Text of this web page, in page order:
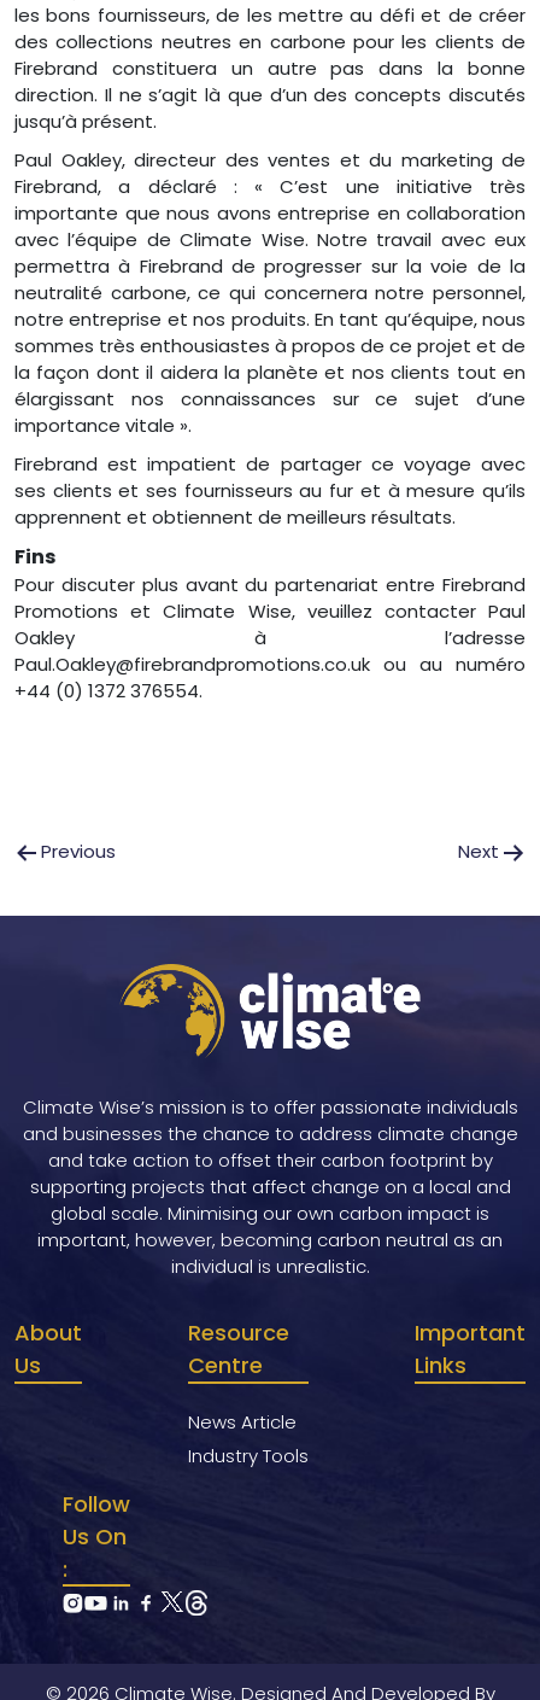
les bons fournisseurs, de les mettre au défi et de créer
des collections neutres en carbone pour les clients de
Firebrand constituera un autre pas dans la bonne
direction. Il ne s’agit là que d’un des concepts discutés
jusqu’à présent.
Paul Oakley, directeur des ventes et du marketing de
Firebrand, a déclaré : « C’est une initiative très
importante que nous avons entreprise en collaboration
avec l’équipe de Climate Wise. Notre travail avec eux
permettra à Firebrand de progresser sur la voie de la
neutralité carbone, ce qui concernera notre personnel,
notre entreprise et nos produits. En tant qu’équipe, nous
sommes très enthousiastes à propos de ce projet et de
la façon dont il aidera la planète et nos clients tout en
élargissant nos connaissances sur ce sujet d’une
importance vitale ».
Firebrand est impatient de partager ce voyage avec
ses clients et ses fournisseurs au fur et à mesure qu’ils
apprennent et obtiennent de meilleurs résultats.
Fins
Pour discuter plus avant du partenariat entre Firebrand
Promotions et Climate Wise, veuillez contacter Paul
Oakley à l’adresse
Paul.Oakley@firebrandpromotions.co.uk ou au numéro
+44 (0) 1372 376554.
Navigation
l’article
Previous Next
Climate Wise’s mission is to offer passionate individuals
and businesses the chance to address climate change
and take action to offset their carbon footprint by
supporting projects that affect change on a local and
global scale. Minimising our own carbon impact is
important, however, becoming carbon neutral as an
individual is unrealistic.
About
Us
Resource
Centre
News Article
Industry Tools
Important
Links
Follow
Us On
:
© 2026 Climate Wise. Designed And Developed By